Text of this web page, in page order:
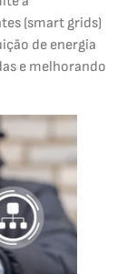
(smart grids)
de energia
e melhorando